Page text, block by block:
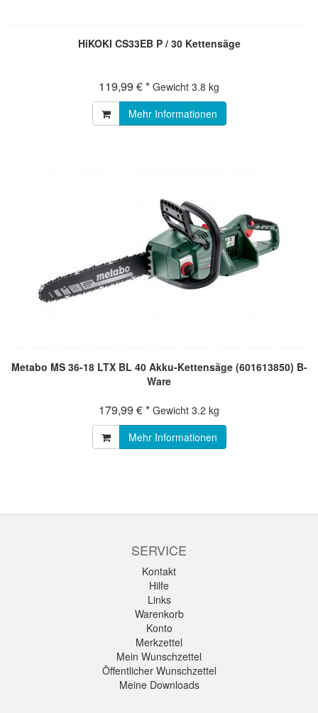
HiKOKI CS33EB P / 30 Kettensäge
119,99 € * Gewicht 3.8 kg
Mehr Informationen
Metabo MS 36-18 LTX BL 40 Akku-Kettensäge (601613850) B-
Ware
179,99 € * Gewicht 3.2 kg
Mehr Informationen
SERVICE
Kontakt
Hilfe
Links
Warenkorb
Konto
Merkzettel
Mein Wunschzettel
Öffentlicher Wunschzettel
Meine Downloads